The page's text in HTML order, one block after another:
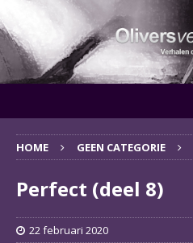
HOME GEEN CATEGORIE
Perfect (deel 8)
22 februari 2020